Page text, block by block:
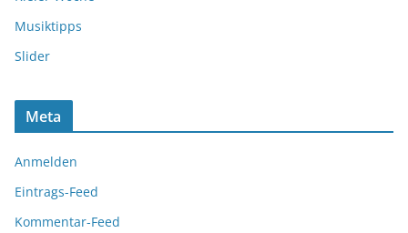
Musiktipps
Slider
Meta
Anmelden
Eintrags-Feed
Kommentar-Feed